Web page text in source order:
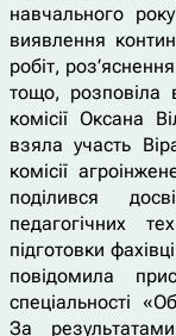
навчального
виявлення
робіт,
тощо, розповіла
комісії Оксана
взяла участь
комісії
поділився
педагогічних
підготовки
повідомила
спеціальності
За